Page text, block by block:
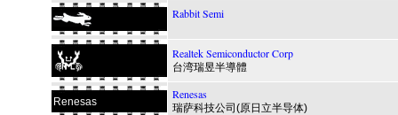
Rabbit Semi
Realtek Semiconductor Corp
台湾瑞昱半導體
Renesas
Renesas
瑞萨科技公司(原日立半导体)